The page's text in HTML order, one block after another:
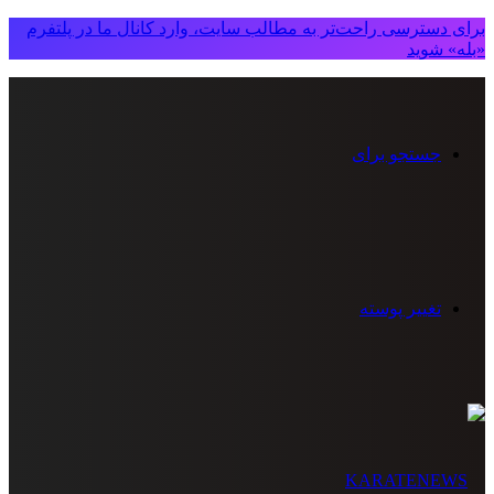
برای دسترسی راحت‌تر به مطالب سایت، وارد کانال ما در پلتفرم
«بله» شوید
جستجو برای
تغییر پوسته